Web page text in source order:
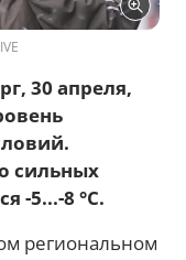
30 апреля,
сильных
-5...-8 °С.
региональном